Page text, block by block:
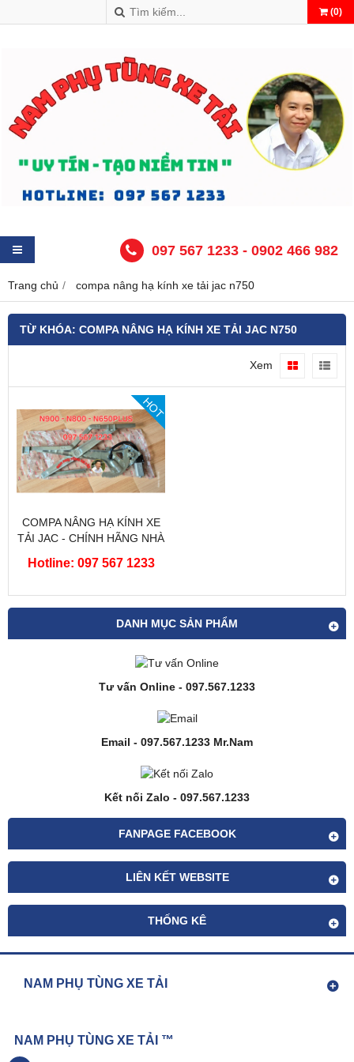
(0)
097 567 1233 - 0902 466 982
Trang chủ compa nâng hạ kính xe tải jac n750
DANH MỤC SẢN PHẨM
Tư vấn Online - 097.567.1233
Email - 097.567.1233 Mr.Nam
Kết nối Zalo - 097.567.1233
FANPAGE FACEBOOK
LIÊN KẾT WEBSITE
THỐNG KÊ
TỪ KHÓA: COMPA NÂNG HẠ KÍNH XE TẢI JAC N750
Xem
HOT
COMPA NÂNG HẠ KÍNH XE
TẢI JAC - CHÍNH HÃNG NHÀ
Hotline: 097 567 1233
NAM PHỤ TÙNG XE TẢI
NAM PHỤ TÙNG XE TẢI ™